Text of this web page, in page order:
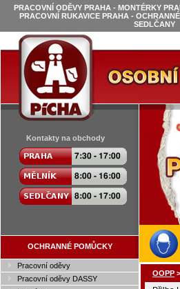
PRACOVNÍ ODĚVY PRAHA - MONTÉRKY
PRACOVNÍ RUKAVICE PRAHA -
SEDLČANY
Kontakty na obchody
OCHRANNÉ POMŮCKY
Pracovní oděvy
Pracovní oděvy DASSY
OOPP >